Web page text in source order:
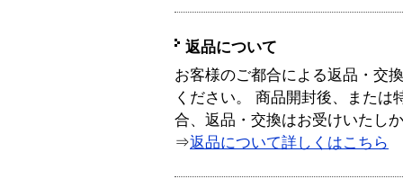
返品について
お客様のご都合による返品・交
ください。 商品開封後、または
合、返品・交換はお受けいたし
⇒返品について詳しくはこちら